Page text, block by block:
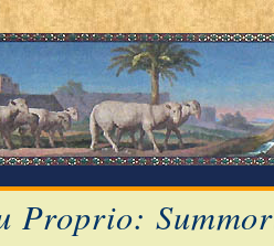
Proprio: